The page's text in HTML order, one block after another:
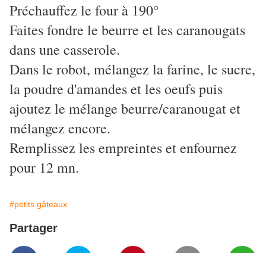
Préchauffez le four à 190°
Faites fondre le beurre et les caranougats
dans une casserole.
Dans le robot, mélangez la farine, le sucre,
la poudre d'amandes et les oeufs puis
ajoutez le mélange beurre/caranougat et
mélangez encore.
Remplissez les empreintes et enfournez
pour 12 mn.
#petits gâteaux
Partager